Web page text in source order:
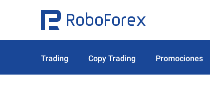
Trading Copy Trading Promociones